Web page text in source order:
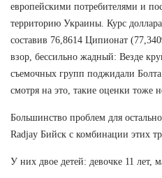
европейскими потребителями и
территорию Украины. Курс
составив 76,8614 Ципионат
взор, бессильно жадный: Везде
съемочных групп поджидали
смотря на это, такие оценки тоже
Большинство проблем для
Radjay Бийск с комбинации этих
У них двое детей: девочке 11 лет,